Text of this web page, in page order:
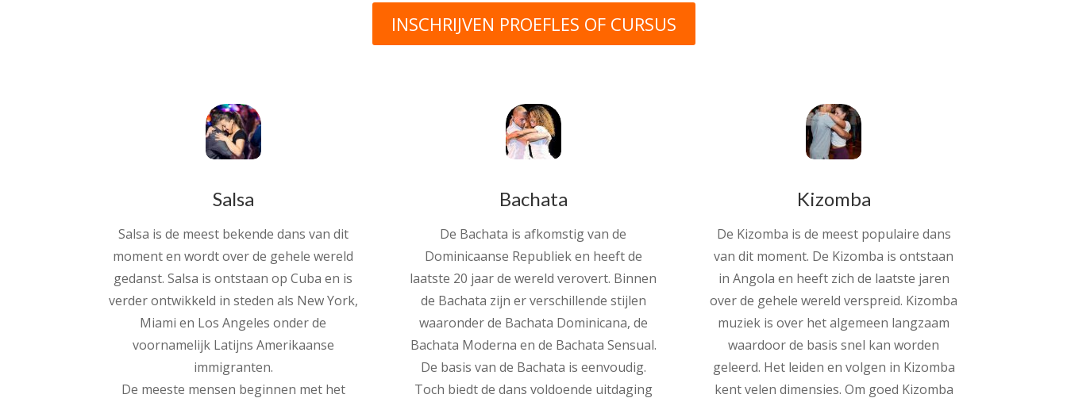
INSCHRIJVEN PROEFLES OF CURSUS
Salsa
Salsa is de meest bekende dans van dit
moment en wordt over de gehele wereld
gedanst. Salsa is ontstaan op Cuba en is
verder ontwikkeld in steden als New York,
Miami en Los Angeles onder de
voornamelijk Latijns Amerikaanse
immigranten.
De meeste mensen beginnen met het
Bachata
De Bachata is afkomstig van de
Dominicaanse Republiek en heeft de
laatste 20 jaar de wereld verovert. Binnen
de Bachata zijn er verschillende stijlen
waaronder de Bachata Dominicana, de
Bachata Moderna en de Bachata Sensual.
De basis van de Bachata is eenvoudig.
Toch biedt de dans voldoende uitdaging
Kizomba
De Kizomba is de meest populaire dans
van dit moment. De Kizomba is ontstaan
in Angola en heeft zich de laatste jaren
over de gehele wereld verspreid. Kizomba
muziek is over het algemeen langzaam
waardoor de basis snel kan worden
geleerd. Het leiden en volgen in Kizomba
kent velen dimensies. Om goed Kizomba